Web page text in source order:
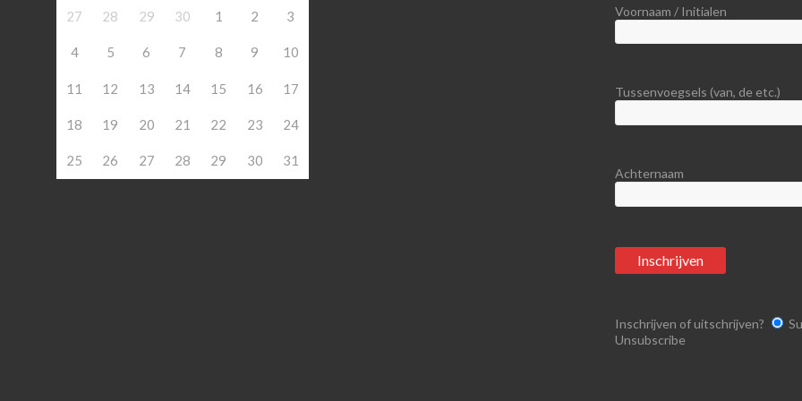
27 28 29 30 1 2 3
4 5 6 7 8 9 10
11 12 13 14 15 16 17
18 19 20 21 22 23 24
25 26 27 28 29 30 31
Voornaam / Initialen
Tussenvoegsels (van, de etc.)
Achternaam
Inschrijven of uitschrijven?
Unsubscribe